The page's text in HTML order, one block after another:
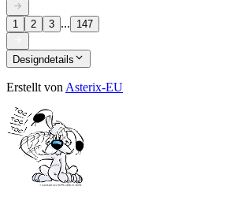
1 2 3 ... 147
Designdetails
Erstellt von Asterix-EU